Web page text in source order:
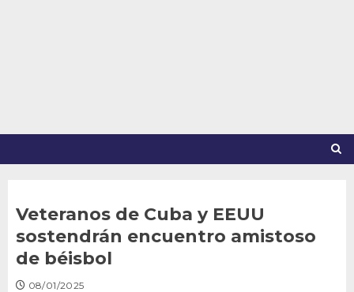
Veteranos de Cuba y EEUU
sostendrán encuentro amistoso
de béisbol
08/01/2025